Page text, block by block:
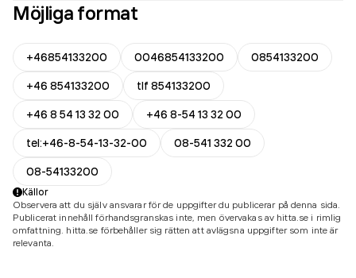
Möjliga format
+46854133200 0046854133200
0854133200
+46 854133200
tlf 854133200
+46 8 54 13 32 00
+46 8-54 13 32 00
tel:+46-8-54-13-32-00
08-541 332 00
08-54133200
Källor
Observera att du själv ansvarar för de uppgifter du publicerar på denna sida.
Publicerat innehåll förhandsgranskas inte, men övervakas av hitta.se i rimlig
omfattning. hitta.se förbehåller sig rätten att avlägsna uppgifter som inte är
relevanta.